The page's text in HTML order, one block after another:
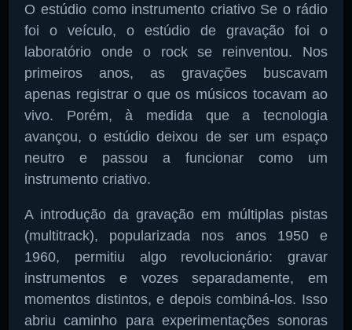
O estúdio como instrumento criativo Se o rádio
foi o veículo, o estúdio de gravação foi o
laboratório onde o rock se reinventou. Nos
primeiros anos, as gravações buscavam
apenas registrar o que os músicos tocavam ao
vivo. Porém, à medida que a tecnologia
avançou, o estúdio deixou de ser um espaço
neutro e passou a funcionar como um
instrumento criativo.
A introdução da gravação em múltiplas pistas
(multitrack), popularizada nos anos 1950 e
1960, permitiu algo revolucionário: gravar
instrumentos e vozes separadamente, em
momentos distintos, e depois combiná-los. Isso
abriu caminho para experimentações sonoras